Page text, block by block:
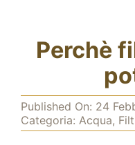
Acqua &
Assistenza tecnica
Perchè
Published On: 24
Categoria: Acqua,